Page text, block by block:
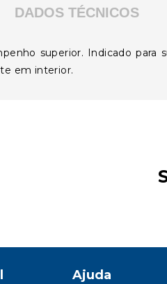
DADOS TÉCNICOS
superior. Indicado
em interior.
Ajuda